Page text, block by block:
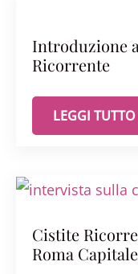
Introduzione
Ricorrente
LEGGI
Cistite
Roma